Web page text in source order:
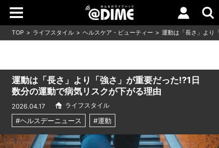
TOP ライフスタイル ヘルスケア・ビューティー 運動は「長さ」より
運動は「長さ」より「強さ」が重要だった!?1日
数分の運動で病気リスクが下がる理由
2026.04.17 ライフスタイル
#ヘルスデーニュース #運動